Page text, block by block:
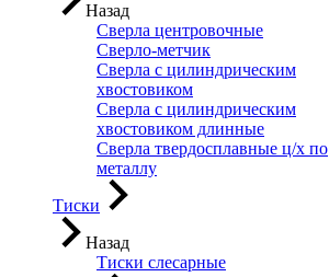
Назад
Сверла центровочные
Сверло-метчик
Сверла с цилиндрическим
хвостовиком
Сверла с цилиндрическим
хвостовиком длинные
Сверла твердосплавные ц/х по
металлу
Тиски
Назад
Тиски слесарные